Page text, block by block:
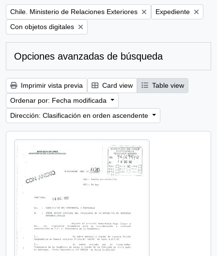
Remove filter:
Chile. Ministerio de Relaciones Exteriores Remove filter:
Expediente
Remove filter:
Con objetos digitales
Opciones avanzadas de búsqueda
Imprimir vista previa Card view
Table view
Ordenar por: Fecha modificada
Dirección: Clasificación en orden ascendente